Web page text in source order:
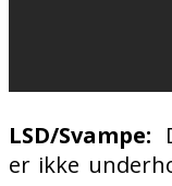
LSD/Svampe:
er ikke